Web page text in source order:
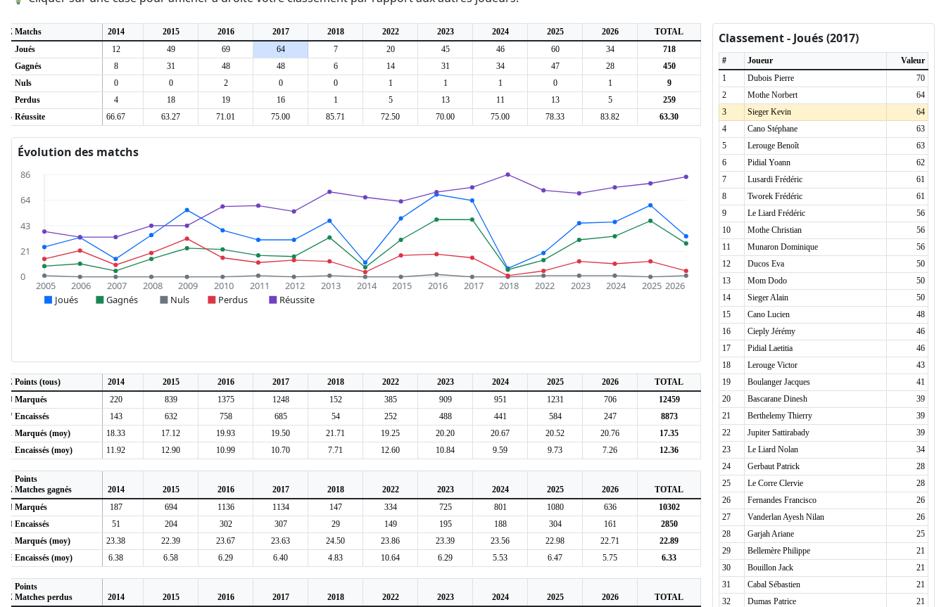
Matchs 2014 2015 2016 2017 2018 2022 2023 2024 2025 2026
TOTAL
Joués
12 49 69 64 7 20 45 46 60 34
718
Gagnés
8 31 48 48 6 14 31 34 47 28
450
Nuls
0 0 2 0 0 1 1 1 0 1
9
Perdus
4 18 19 16 1 5 13 11 13 5
259
Réussite
66.67 63.27 71.01 75.00 85.71 72.50 70.00 75.00 78.33 83.82 63.30
Évolution des matchs
86
64
43
21
0
2005 2006 2007 2008 2009 2010 2011 2012 2013 2014 2015 2016 2017 2018 2022 2023 2024 2025 2026
Joués Gagnés Nuls Perdus Réussite
Points (tous)
2013 2014 2015 2016 2017 2018 2022 2023 2024 2025 2026
TOTAL
Marqués
479 220 839 1375 1248 152 385 909 951 1231 706
12459
Encaissés
417 143 632 758 685 54 252 488 441 584 247
8873
Marqués (moy)
18.83 18.33 17.12 19.93 19.50 21.71 19.25 20.20 20.67 20.52 20.76
17.35
Encaissés (moy)
11.13 11.92 12.90 10.99 10.70 7.71 12.60 10.84 9.59 9.73 7.26 12.36
Points
Matches gagnés
2013 2014 2015 2016 2017 2018 2022 2023 2024 2025 2026
TOTAL
Marqués
368 187 694 1136 1134 147 334 725 801 1080 636
10302
Encaissés
100 51 204 302 307 29 149 195 188 304 161
2850
Marqués (moy)
24.00 23.38 22.39 23.67 23.63 24.50 23.86 23.39 23.56 22.98 22.71
22.89
Encaissés (moy)
5.88 6.38 6.58 6.29 6.40 4.83 10.64 6.29 5.53 6.47 5.75 6.33
Points
Matches perdus
2013 2014 2015 2016 2017 2018 2022 2023 2024 2025 2026
TOTAL
Classement - Joués (2017)
# Joueur
Valeur
1
Dubois Pierre
70
2
Mothe Norbert
64
3
Sieger Kevin
64
4
Cano Stéphane
63
5
Lerouge Benoît
63
6
Pidial Yoann
62
7
Lusardi Frédéric
61
8
Tworek Frédéric
61
9
Le Liard Frédéric
56
10
Mothe Christian
56
11
Munaron Dominique
56
12
Ducos Eva
50
13
Mom Dodo
50
14
Sieger Alain
50
15
Cano Lucien
48
16
Cieply Jérémy
46
17
Pidial Laetitia
46
18
Lerouge Victor
43
19
Boulanger Jacques
41
20
Bascarane Dinesh
39
21
Berthelemy Thierry
39
22
Jupiter Sattirabady
39
23
Le Liard Nolan
34
24
Gerbaut Patrick
28
25
Le Corre Clervie
28
26
Fernandes Francisco
26
27
Vanderlan Ayesh Nilan
26
28
Garjah Ariane
25
29
Bellemère Philippe
21
30
Bouillon Jack
21
31
Cabal Sébastien
21
32
Dumas Patrice
21